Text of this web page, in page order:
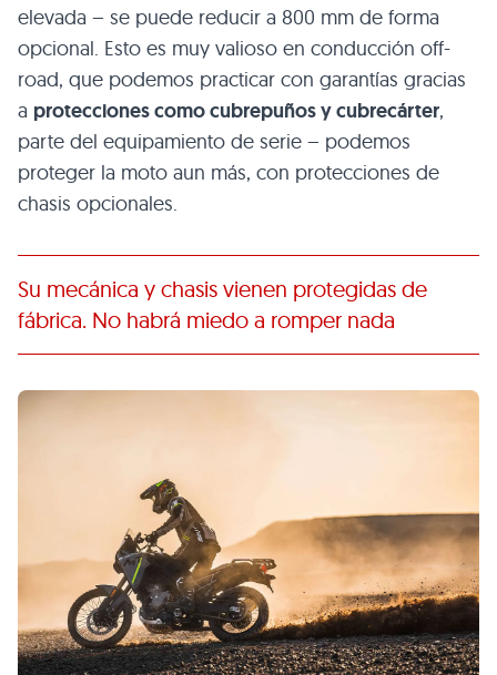
elevada – se puede reducir a 800 mm de forma
opcional. Esto es muy valioso en conducción off-
road, que podemos practicar con garantías gracias
a protecciones como cubrepuños y cubrecárter,
parte del equipamiento de serie – podemos
proteger la moto aun más, con protecciones de
chasis opcionales.
Su mecánica y chasis vienen protegidas de
fábrica. No habrá miedo a romper nada